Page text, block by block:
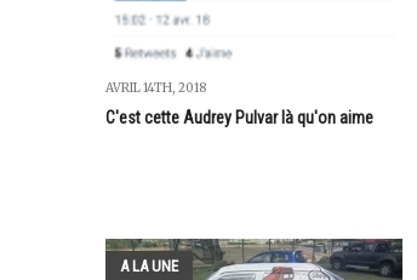
AVRIL 14TH, 2018
C'est cette Audrey Pulvar là qu'on aime
A LA UNE